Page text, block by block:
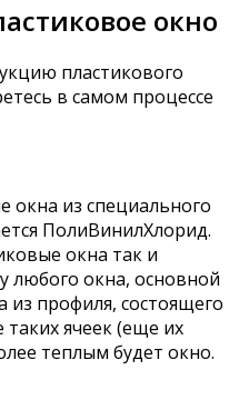
окно
пластикового
в самом процессе
окна из специального
ПолиВинилХлорид.
окна так и
любого окна, основной
из профиля, состоящего
ячеек (еще их
теплым будет окно.